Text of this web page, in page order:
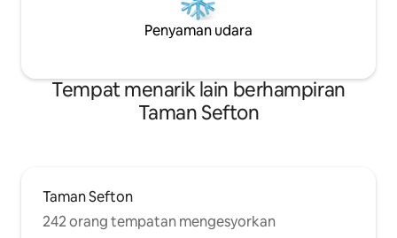
Penyaman udara
Tempat menarik lain berhampiran
Taman Sefton
Taman Sefton
242 orang tempatan mengesyorkan